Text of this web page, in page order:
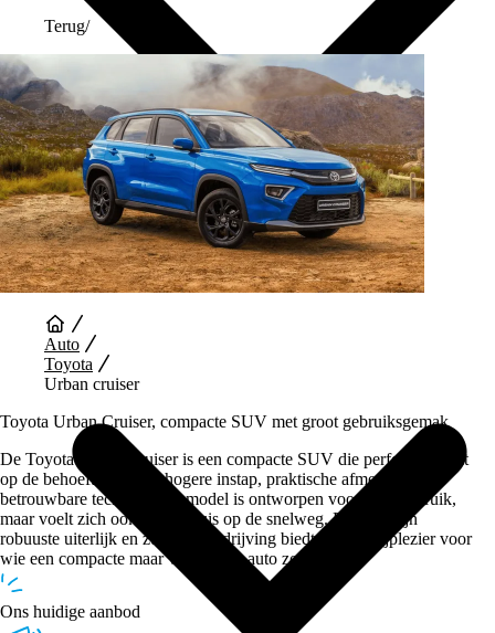
Auto Diensten
Terug/
Auto
Toyota
Urban cruiser
Toyota Urban Cruiser, compacte SUV met groot gebruiksgemak
De Toyota Urban Cruiser is een compacte SUV die perfect inspeelt
op de behoefte aan een hogere instap, praktische afmetingen en
betrouwbare techniek. Dit model is ontworpen voor stadsgebruik,
maar voelt zich ook prima thuis op de snelweg. Dankzij zijn
robuuste uiterlijk en zuinige aandrijving biedt hij veel rijplezier voor
wie een compacte maar veelzijdige auto zoekt.
Ons huidige aanbod